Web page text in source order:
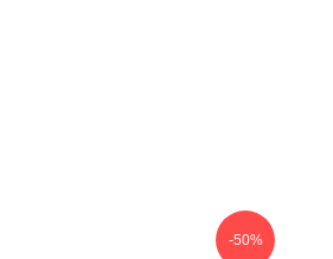
-50%